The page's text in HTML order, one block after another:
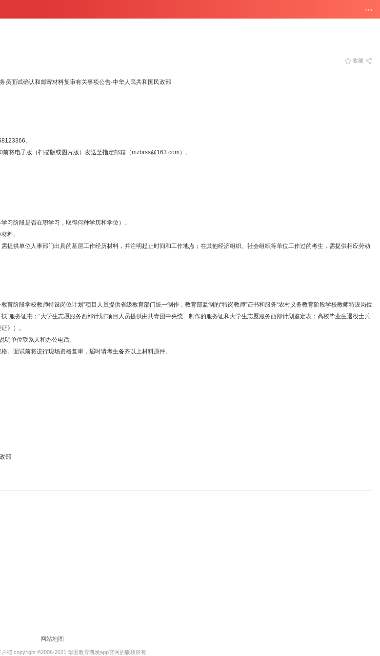
收藏
员面试确认和邮寄材料复审有关事项公告-中华人民共和国民政部
。
将电子版（扫描版或图片版）发送至指定邮箱（mzbrss@163.com）。
阶段是否在职学习，取得何种学历和学位）。
料。
供单位人事部门出具的基层工作经历材料，并注明起止时间和工作地点；在其他经济组织、社会组织等单位工作过的考生，需提供相应劳动
阶段学校教师特设岗位计划”项目人员提供省级教育部门统一制作，教育部监制的“特岗教师”证书和服务“农村义务教育阶段学校教师特设岗位
”服务证书；“大学生志愿服务西部计划”项目人员提供由共青团中央统一制作的服务证和大学生志愿服务西部计划鉴定表；高校毕业生退役士兵
》）。
单位联系人和办公电话。
面试前将进行现场资格复审，届时请考生备齐以上材料原件。
部
网站地图
端 copyright ©2006-2021 华图教育凯发app官网的版权所有